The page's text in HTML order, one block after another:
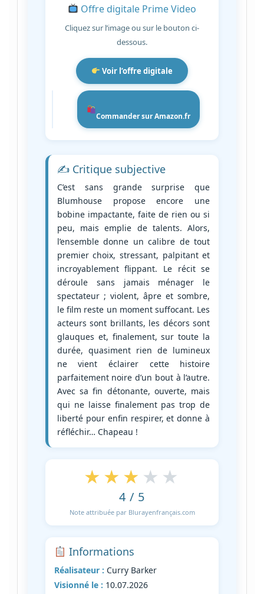
Offre digitale Prime Video
Cliquez sur l’image ou sur le bouton ci-
dessous.
Voir l’offre digitale
Commander sur Amazon.fr
✍️ Critique subjective
C’est sans grande surprise que
Blumhouse propose encore une
bobine impactante, faite de rien ou si
peu, mais emplie de talents. Alors,
l’ensemble donne un calibre de tout
premier choix, stressant, palpitant et
incroyablement flippant. Le récit se
déroule sans jamais ménager le
spectateur ; violent, âpre et sombre,
le film reste un moment suffocant. Les
acteurs sont brillants, les décors sont
glauques et, finalement, sur toute la
durée, quasiment rien de lumineux
ne vient éclairer cette histoire
parfaitement noire d’un bout à l’autre.
Avec sa fin détonante, ouverte, mais
qui ne laisse finalement pas trop de
liberté pour enfin respirer, et donne à
réfléchir… Chapeau !
★★★★★
4 / 5
Note attribuée par Blurayenfrançais.com
Informations
Réalisateur : Curry Barker
Visionné le : 10.07.2026